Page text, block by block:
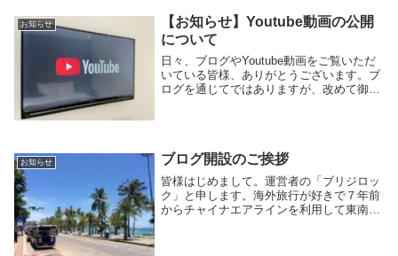
お知らせ
【お知らせ】Youtube動画の公開
について
日々、ブログやYoutube動画をご覧いただ
いている皆様、ありがとうございます。ブ
ログを通じてではありますが、改めて御礼
お知らせ ブログ開設のご挨拶
皆様はじめまして。運営者の「ブリジロッ
ク」と申します。海外旅行が好きで７年前
からチャイナエアラインを利用して東南ア